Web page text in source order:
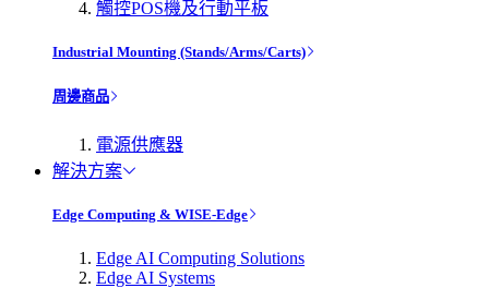
觸控POS機及行動平板
Industrial Mounting (Stands/Arms/Carts)
周邊商品
電源供應器
解決方案
Edge Computing & WISE-Edge
Edge AI Computing Solutions
Edge AI Systems